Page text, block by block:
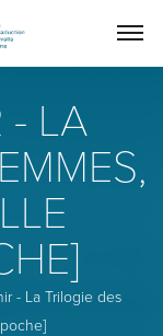
- LA
- La Trilogie des